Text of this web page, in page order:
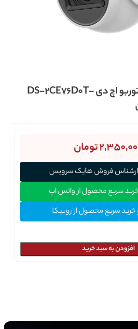
دوربین مداربسته توربو اچ دی DS-2CE76D0T-
تومان
فروش هایک سرویس
سریع محصول از واتس اپ
خرید سریع محصول از روبیکا
افزودن به سبد خرید